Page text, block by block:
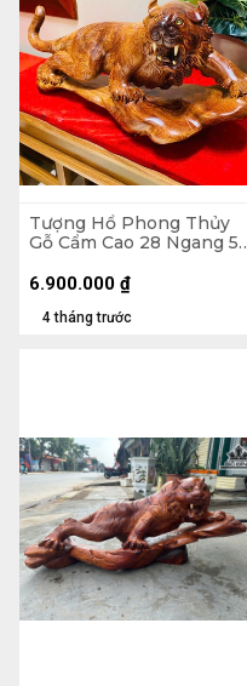
Tượng Hổ Phong Thủy
Gỗ Cẩm Cao 28 Ngang 56
4 tháng trước
6.900.000 ₫